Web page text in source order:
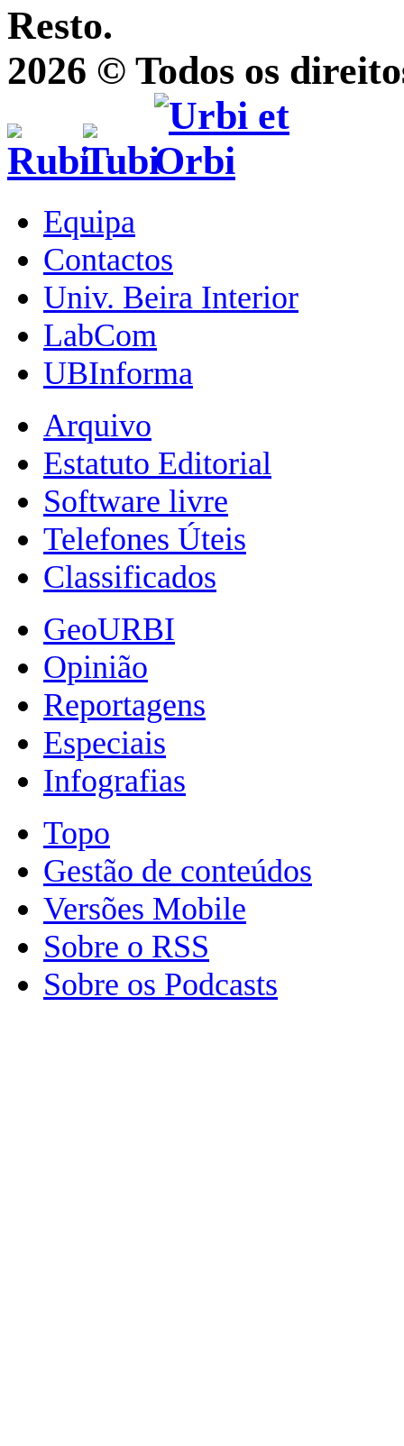
Resto.
2026 © Todos os
Equipa
Contactos
Univ. Beira Interior
LabCom
UBInforma
Arquivo
Estatuto Editorial
Software livre
Telefones Úteis
Classificados
GeoURBI
Opinião
Reportagens
Especiais
Infografias
Topo
Gestão de conteúdos
Versões Mobile
Sobre o RSS
Sobre os Podcasts